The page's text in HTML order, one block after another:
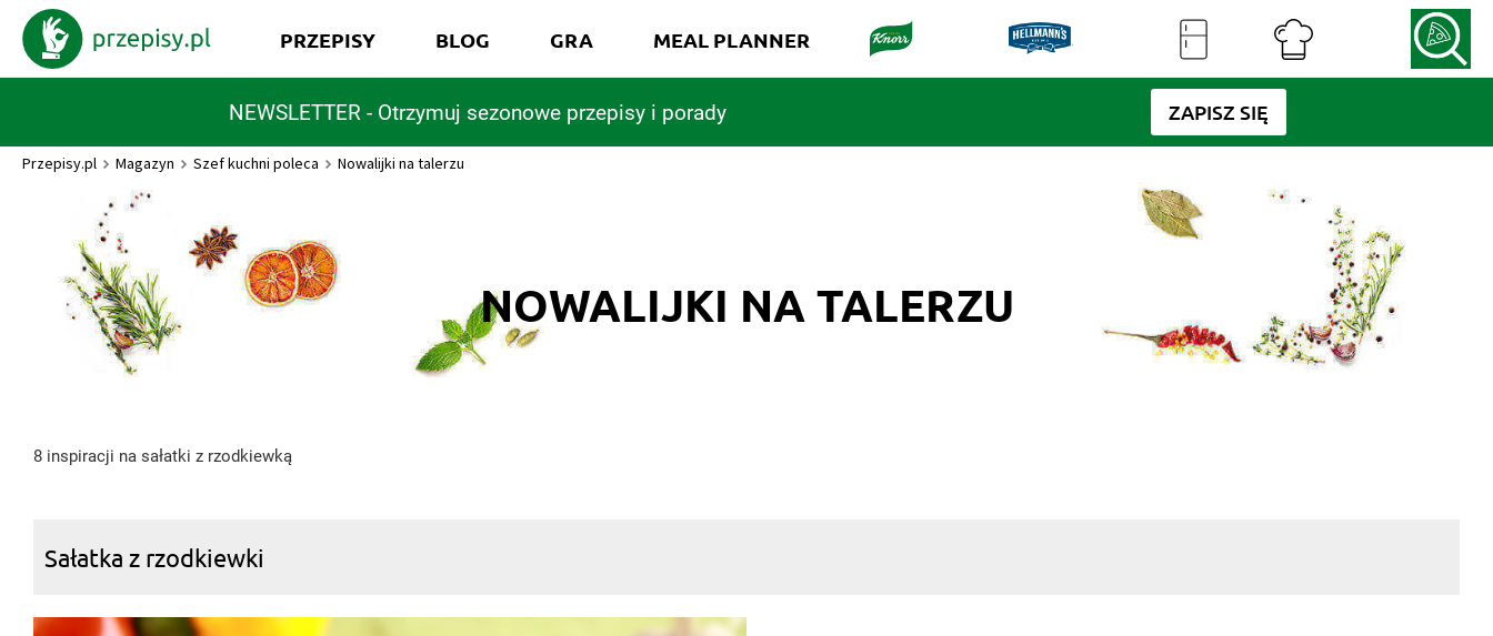
NEWSLETTER - Otrzymuj sezonowe przepisy i porady ZAPISZ SIĘ
PRZEPISY BLOG GRA MEAL PLANNER
Przepisy.pl Magazyn Szef kuchni poleca Nowalijki na talerzu
NOWALIJKI NA TALERZU
8 inspiracji na sałatki z rzodkiewką
Sałatka z rzodkiewki